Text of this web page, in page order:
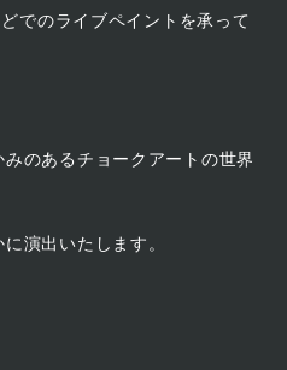
でのライブペイントを承って
のあるチョークアートの世界
演出いたします。